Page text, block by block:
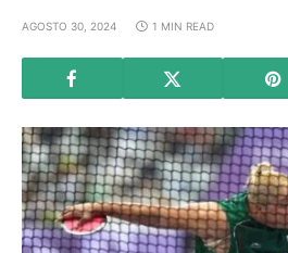
AGOSTO 30, 2024 1 MIN READ